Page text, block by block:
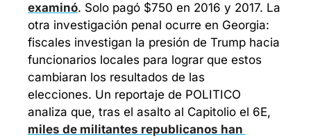
examinó. Solo pagó $750 en 2016 y 2017. La
otra investigación penal ocurre en Georgia:
fiscales investigan la presión de Trump hacia
funcionarios locales para lograr que estos
cambiaran los resultados de las
elecciones. Un reportaje de POLITICO
miles de militantes republicanos han